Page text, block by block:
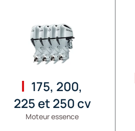
175, 200,
225 et 250 cv
Moteur essence